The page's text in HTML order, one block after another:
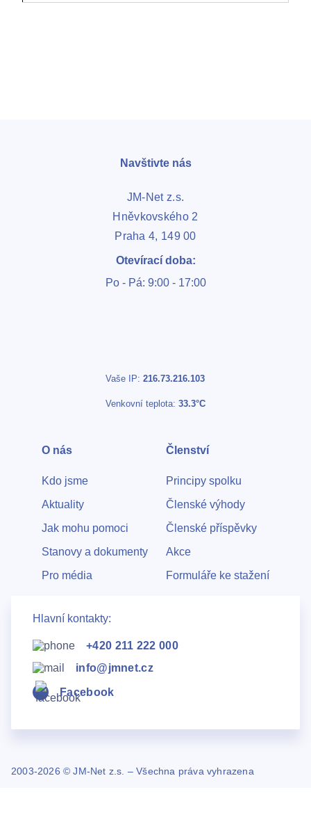
Vaše IP: 216.73.216.103
Venkovní teplota: 33.3°C
Navštivte nás
JM-Net z.s.
Hněvkovského 2
Praha 4, 149 00
Otevírací doba:
Po - Pá: 9:00 - 17:00
O nás
Kdo jsme
Aktuality
Jak mohu pomoci
Stanovy a dokumenty
Pro média
Členství
Principy spolku
Členské výhody
Členské příspěvky
Akce
Formuláře ke stažení
Hlavní kontakty:
+420 211 222 000
info@jmnet.cz
Facebook
2003-2026 © JM-Net z.s. – Všechna práva vyhrazena